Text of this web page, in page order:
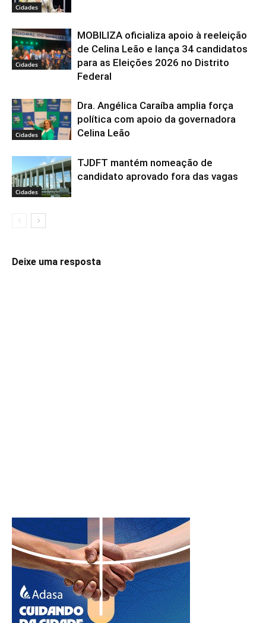
Cidades
Cidades
MOBILIZA oficializa apoio à reeleição
de Celina Leão e lança 34 candidatos
para as Eleições 2026 no Distrito
Federal
Cidades
Dra. Angélica Caraíba amplia força
política com apoio da governadora
Celina Leão
Cidades
TJDFT mantém nomeação de
candidato aprovado fora das vagas
Deixe uma resposta